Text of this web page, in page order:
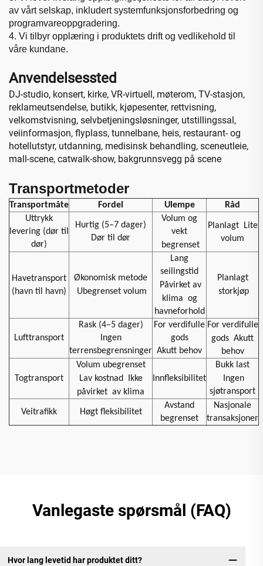
av vårt selskap, inkludert systemfunksjonsforbedring og
programvareoppgradering.
4. Vi tilbyr opplæring i produktets drift og vedlikehold til
våre kundane.
Anvendelsessted
DJ-studio, konsert, kirke, VR-virtuell, møterom, TV-stasjon,
reklameutsendelse, butikk, kjøpesenter, rettvisning,
velkomstvisning, selvbetjeningsløsninger, utstillingssal,
veiinformasjon, flyplass, tunnelbane, heis, restaurant- og
hotellutstyr, utdanning, medisinsk behandling, sceneutleie,
mall-scene, catwalk-show, bakgrunnsvegg på scene
Transportmetoder
Transportmåte Fordel Ulempe
Råd
Uttrykk
levering (dør til
dør)
Hurtig (5–7 dager)
Dør til dør
Volum og
vekt
begrenset
Planlagt
Lite
volum
Havetransport
(havn til havn)
Økonomisk metode
Ubegrenset volum
Lang
seilingstid
Påvirket av
klima og
havneforhold
Planlagt
storkjøp
Lufttransport
Rask (4–5 dager)
Ingen
terrensbegrensninger
For verdifulle
gods
Akutt behov
For verdifulle
gods Akutt
behov
Togtransport
Volum ubegrenset
Lav kostnad
Ikke
påvirket av klima
Innfleksibilitet
Bukk last
Ingen
sjøtransport
Veitrafikk Høgt fleksibilitet
Avstand
begrenset
Nasjonale
transaksjoner
Vanlegaste spørsmål (FAQ)
Hvor lang levetid har produktet ditt?